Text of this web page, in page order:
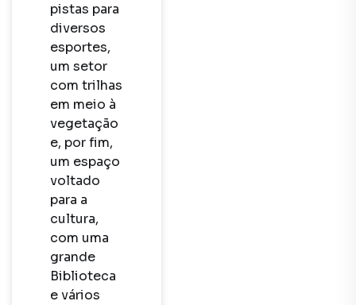
pistas para
diversos
esportes,
um setor
com trilhas
em meio à
vegetação
e, por fim,
um espaço
voltado
para a
cultura,
com uma
grande
Biblioteca
e vários